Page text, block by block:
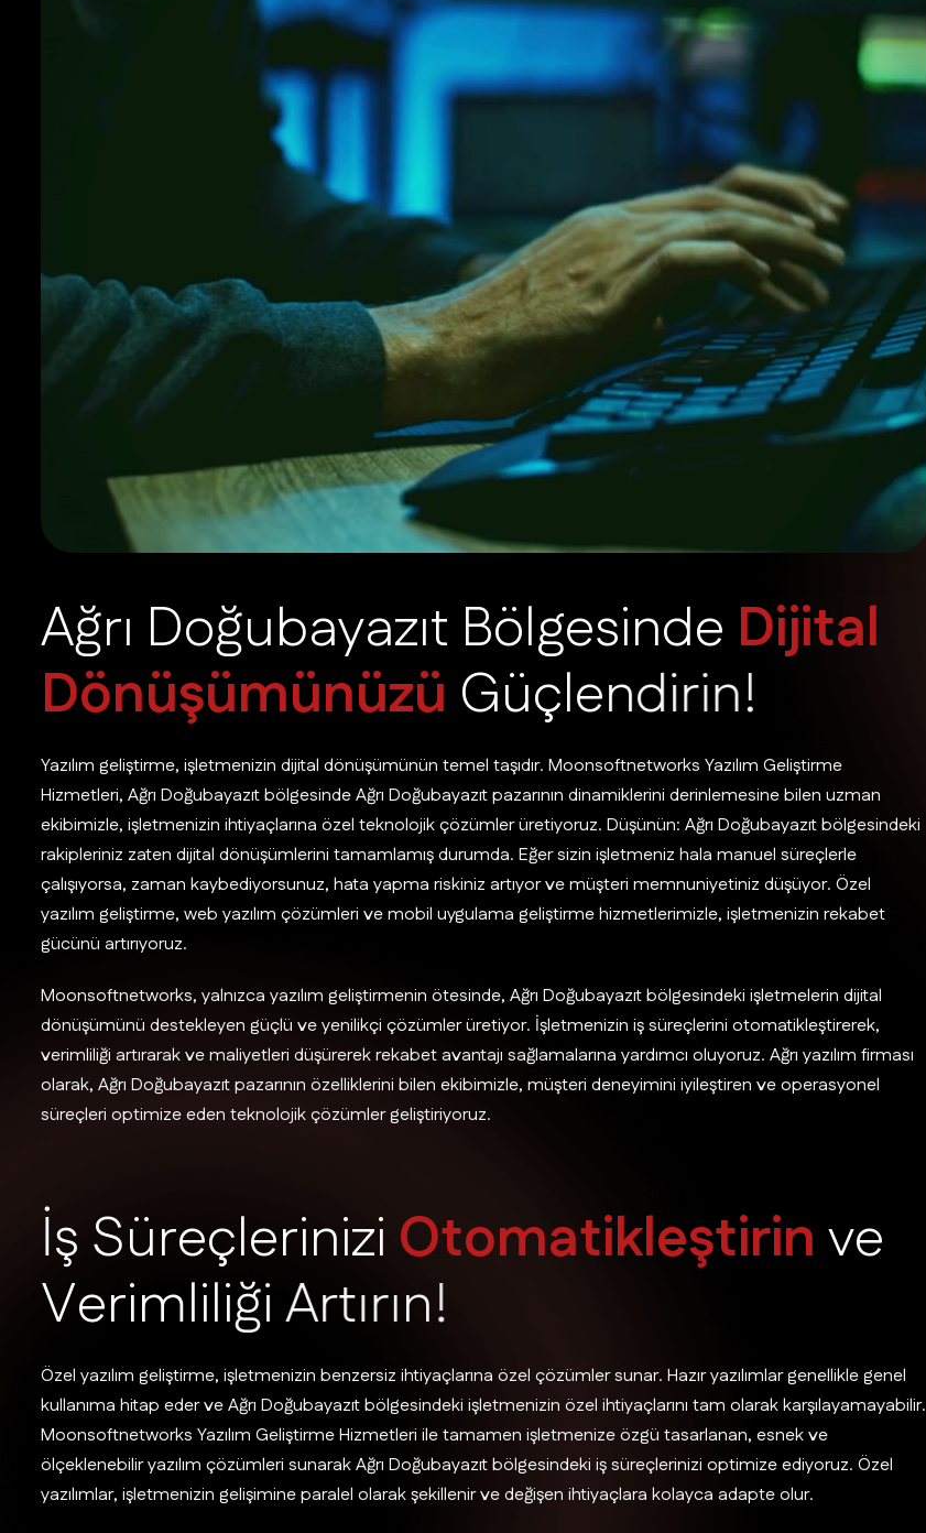
Ağrı Doğubayazıt Bölgesinde Dijital
Dönüşümünüzü Güçlendirin!
Yazılım geliştirme, işletmenizin dijital dönüşümünün temel taşıdır. Moonsoftnetworks Yazılım Geliştirme
Hizmetleri, Ağrı Doğubayazıt bölgesinde Ağrı Doğubayazıt pazarının dinamiklerini derinlemesine bilen uzman
ekibimizle, işletmenizin ihtiyaçlarına özel teknolojik çözümler üretiyoruz. Düşünün: Ağrı Doğubayazıt bölgesindeki
rakipleriniz zaten dijital dönüşümlerini tamamlamış durumda. Eğer sizin işletmeniz hala manuel süreçlerle
çalışıyorsa, zaman kaybediyorsunuz, hata yapma riskiniz artıyor ve müşteri memnuniyetiniz düşüyor. Özel
yazılım geliştirme, web yazılım çözümleri ve mobil uygulama geliştirme hizmetlerimizle, işletmenizin rekabet
gücünü artırıyoruz.
Moonsoftnetworks, yalnızca yazılım geliştirmenin ötesinde, Ağrı Doğubayazıt bölgesindeki işletmelerin dijital
dönüşümünü destekleyen güçlü ve yenilikçi çözümler üretiyor. İşletmenizin iş süreçlerini otomatikleştirerek,
verimliliği artırarak ve maliyetleri düşürerek rekabet avantajı sağlamalarına yardımcı oluyoruz. Ağrı yazılım firması
olarak, Ağrı Doğubayazıt pazarının özelliklerini bilen ekibimizle, müşteri deneyimini iyileştiren ve operasyonel
süreçleri optimize eden teknolojik çözümler geliştiriyoruz.
İş Süreçlerinizi Otomatikleştirinve
VerimliliğiArtırın!
Özel yazılım geliştirme, işletmenizin benzersiz ihtiyaçlarına özel çözümler sunar. Hazır yazılımlar genellikle genel
kullanıma hitap eder ve Ağrı Doğubayazıt bölgesindeki işletmenizin özel ihtiyaçlarını tam olarak karşılayamayabilir.
Moonsoftnetworks Yazılım Geliştirme Hizmetleri ile tamamen işletmenize özgü tasarlanan, esnek ve
ölçeklenebilir yazılım çözümleri sunarak Ağrı Doğubayazıt bölgesindeki iş süreçlerinizi optimize ediyoruz. Özel
yazılımlar, işletmenizin gelişimine paralel olarak şekillenir ve değişen ihtiyaçlara kolayca adapte olur.